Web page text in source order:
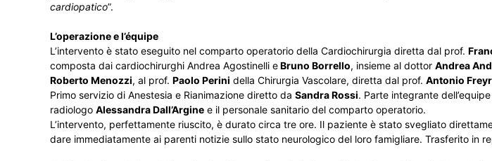
cardiopatico”.
L’operazione e l’équipe
L’intervento è stato eseguito nel comparto operatorio della Cardiochirurgia diretta dal prof.
composta dai cardiochirurghi Andrea Agostinelli eBruno Borrello, insieme al dottor Andrea
Roberto Menozzi, al prof. Paolo Perini della Chirurgia Vascolare, diretta dal prof. Antonio
Primo servizio di Anestesia e Rianimazione diretto da Sandra Rossi. Parte integrante
radiologo Alessandra Dall’Argine e il personale sanitario del comparto operatorio.
L’intervento, perfettamente riuscito, è durato circa tre ore. Il paziente è stato svegliato
dare immediatamente ai parenti notizie sullo stato neurologico del loro famigliare. Trasferito in